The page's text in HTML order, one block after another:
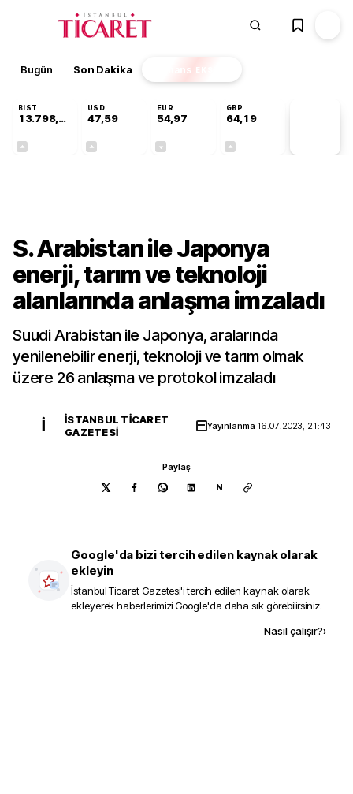
Bugün Son Dakika Finans EKSTRA
BIST
13.798,82
USD
47,59
EUR
54,97
GBP
64,19
S. Arabistan ile Japonya
enerji, tarım ve teknoloji
alanlarında anlaşma imzaladı
Suudi Arabistan ile Japonya, aralarında
yenilenebilir enerji, teknoloji ve tarım olmak
üzere 26 anlaşma ve protokol imzaladı
İ
İSTANBUL TICARET
GAZETESI
Yayınlanma 16.07.2023, 21:43
Paylaş
N
Google'da bizi tercih edilen kaynak olarak
ekleyin
İstanbul Ticaret Gazetesi'i tercih edilen kaynak olarak
ekleyerek haberlerimizi Google'da daha sık görebilirsiniz.
Nasıl çalışır?›